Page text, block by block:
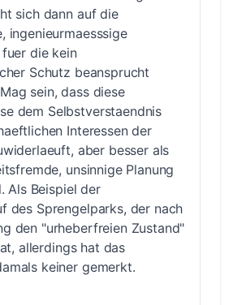
sich dann auf die
ingenieurmaesssige
die kein
Schutz beansprucht
sein, dass diese
dem Selbstverstaendnis
Interessen der
aber besser als
unsinnige Planung
Als Beispiel der
des Sprengelparks, der nach
den "urheberfreien Zustand"
allerdings hat das
keiner gemerkt.